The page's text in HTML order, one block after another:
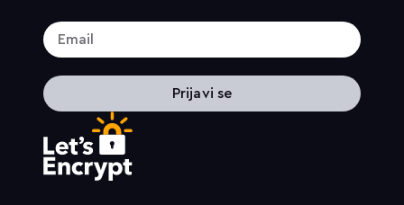
Prijavi se